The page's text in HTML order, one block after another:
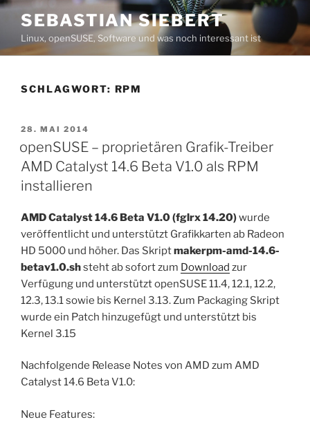
Zum
Inhalt
springen
SEBASTIAN SIEBERT
Linux, openSUSE, Software und was noch interessant ist
SCHLAGWORT: RPM
VERÖFFENTLICHT
28. MAI 2014
openSUSE – proprietären Grafik-Treiber
AMD Catalyst 14.6 Beta V1.0 als RPM
installieren
AMD Catalyst 14.6 Beta V1.0 (fglrx 14.20)wurde
veröffentlicht und unterstützt Grafikkarten ab Radeon
HD 5000 und höher. Das Skriptmakerpm-amd-14.6-
betav1.0.shsteht ab sofort zum Download zur
Verfügung und unterstützt openSUSE 11.4, 12.1, 12.2,
12.3, 13.1 sowie bis Kernel 3.13. Zum Packaging Skript
wurde ein Patch hinzugefügt und unterstützt bis
Kernel 3.15
Nachfolgende Release Notes von AMD zum AMD
Catalyst 14.6 Beta V1.0:
Neue Features: